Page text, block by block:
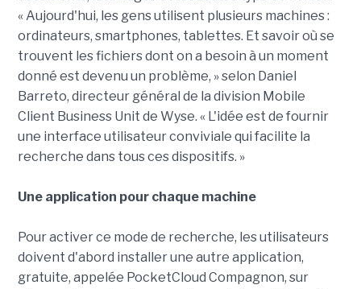
« Aujourd'hui, les gens utilisent plusieurs machines :
ordinateurs, smartphones, tablettes. Et savoir où se
trouvent les fichiers dont on a besoin à un moment
donné est devenu un problème, » selon Daniel
Barreto, directeur général de la division Mobile
Client Business Unit de Wyse. « L'idée est de fournir
une interface utilisateur conviviale qui facilite la
recherche dans tous ces dispositifs. »
Une application pour chaque machine
Pour activer ce mode de recherche, les utilisateurs
doivent d'abord installer une autre application,
gratuite, appelée PocketCloud Compagnon, sur